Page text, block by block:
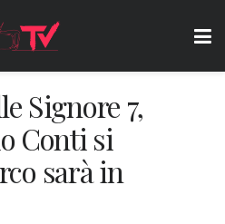
Signore 7,
Conti si
sarà in